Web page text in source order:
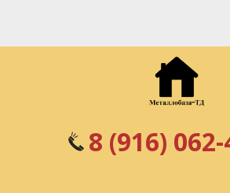
8 (916)